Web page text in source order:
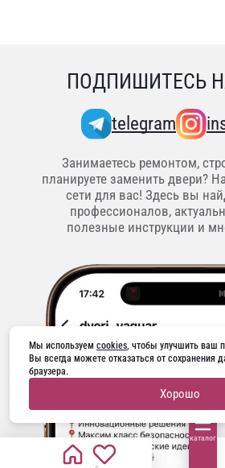
каталог
ПОДПИШИТЕСЬ
telegram
Занимаетесь ремонтом,
планируете заменить двери?
сети для вас! Здесь вы
профессионалов,
полезные инструкции и
Мы используем cookies, чтобы улучшить ваш
Вы всегда можете отказаться от сохранения
браузера.
Хорошо